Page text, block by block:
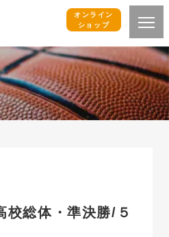
オンライン
ショップ
総体・準決勝/５